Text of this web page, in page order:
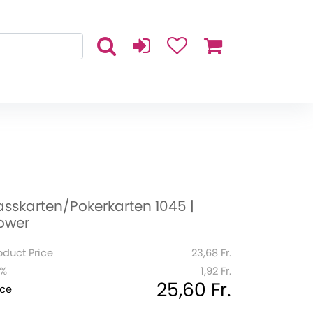
Pokerkarten 1045 |
Price
23,68 Fr.
1,92 Fr.
25,60 Fr.